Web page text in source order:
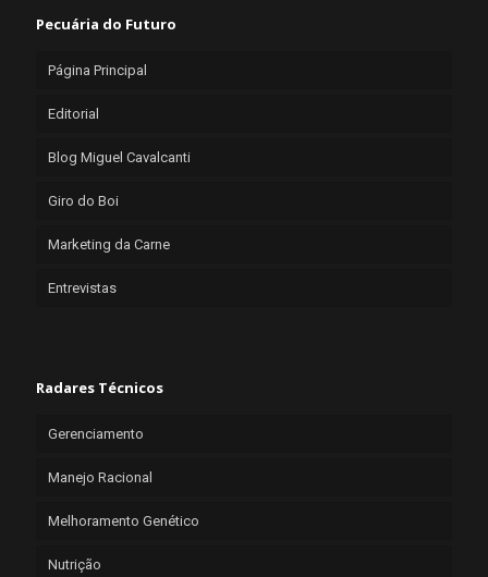
Pecuária do Futuro
Página Principal
Editorial
Blog Miguel Cavalcanti
Giro do Boi
Marketing da Carne
Entrevistas
Radares Técnicos
Gerenciamento
Manejo Racional
Melhoramento Genético
Nutrição